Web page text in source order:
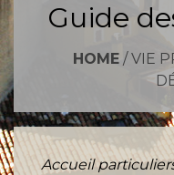
Guide
HOME/ VIE
Accueil